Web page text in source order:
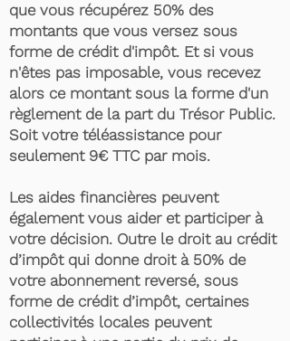
que vous récupérez 50% des
montants que vous versez sous
forme de crédit d'impôt. Et si vous
n'êtes pas imposable, vous recevez
alors ce montant sous la forme d'un
règlement de la part du Trésor Public.
Soit votre téléassistance pour
seulement 9€ TTC par mois.
Les aides financières peuvent
également vous aider et participer à
votre décision. Outre le droit au crédit
d’impôt qui donne droit à 50% de
votre abonnement reversé, sous
forme de crédit d’impôt, certaines
collectivités locales peuvent